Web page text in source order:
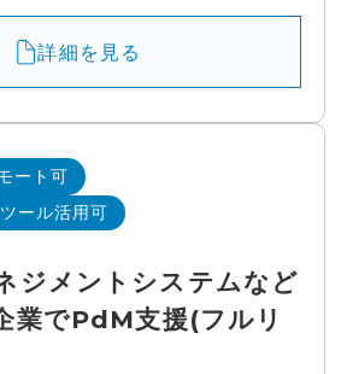
詳細を見る
ート可
ール活用可
ジメントシステムなど
業でPdM支援(フルリ